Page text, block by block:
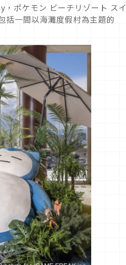
ポケモン ビーチリゾート スイ
括一間以海灘度假村為主題的